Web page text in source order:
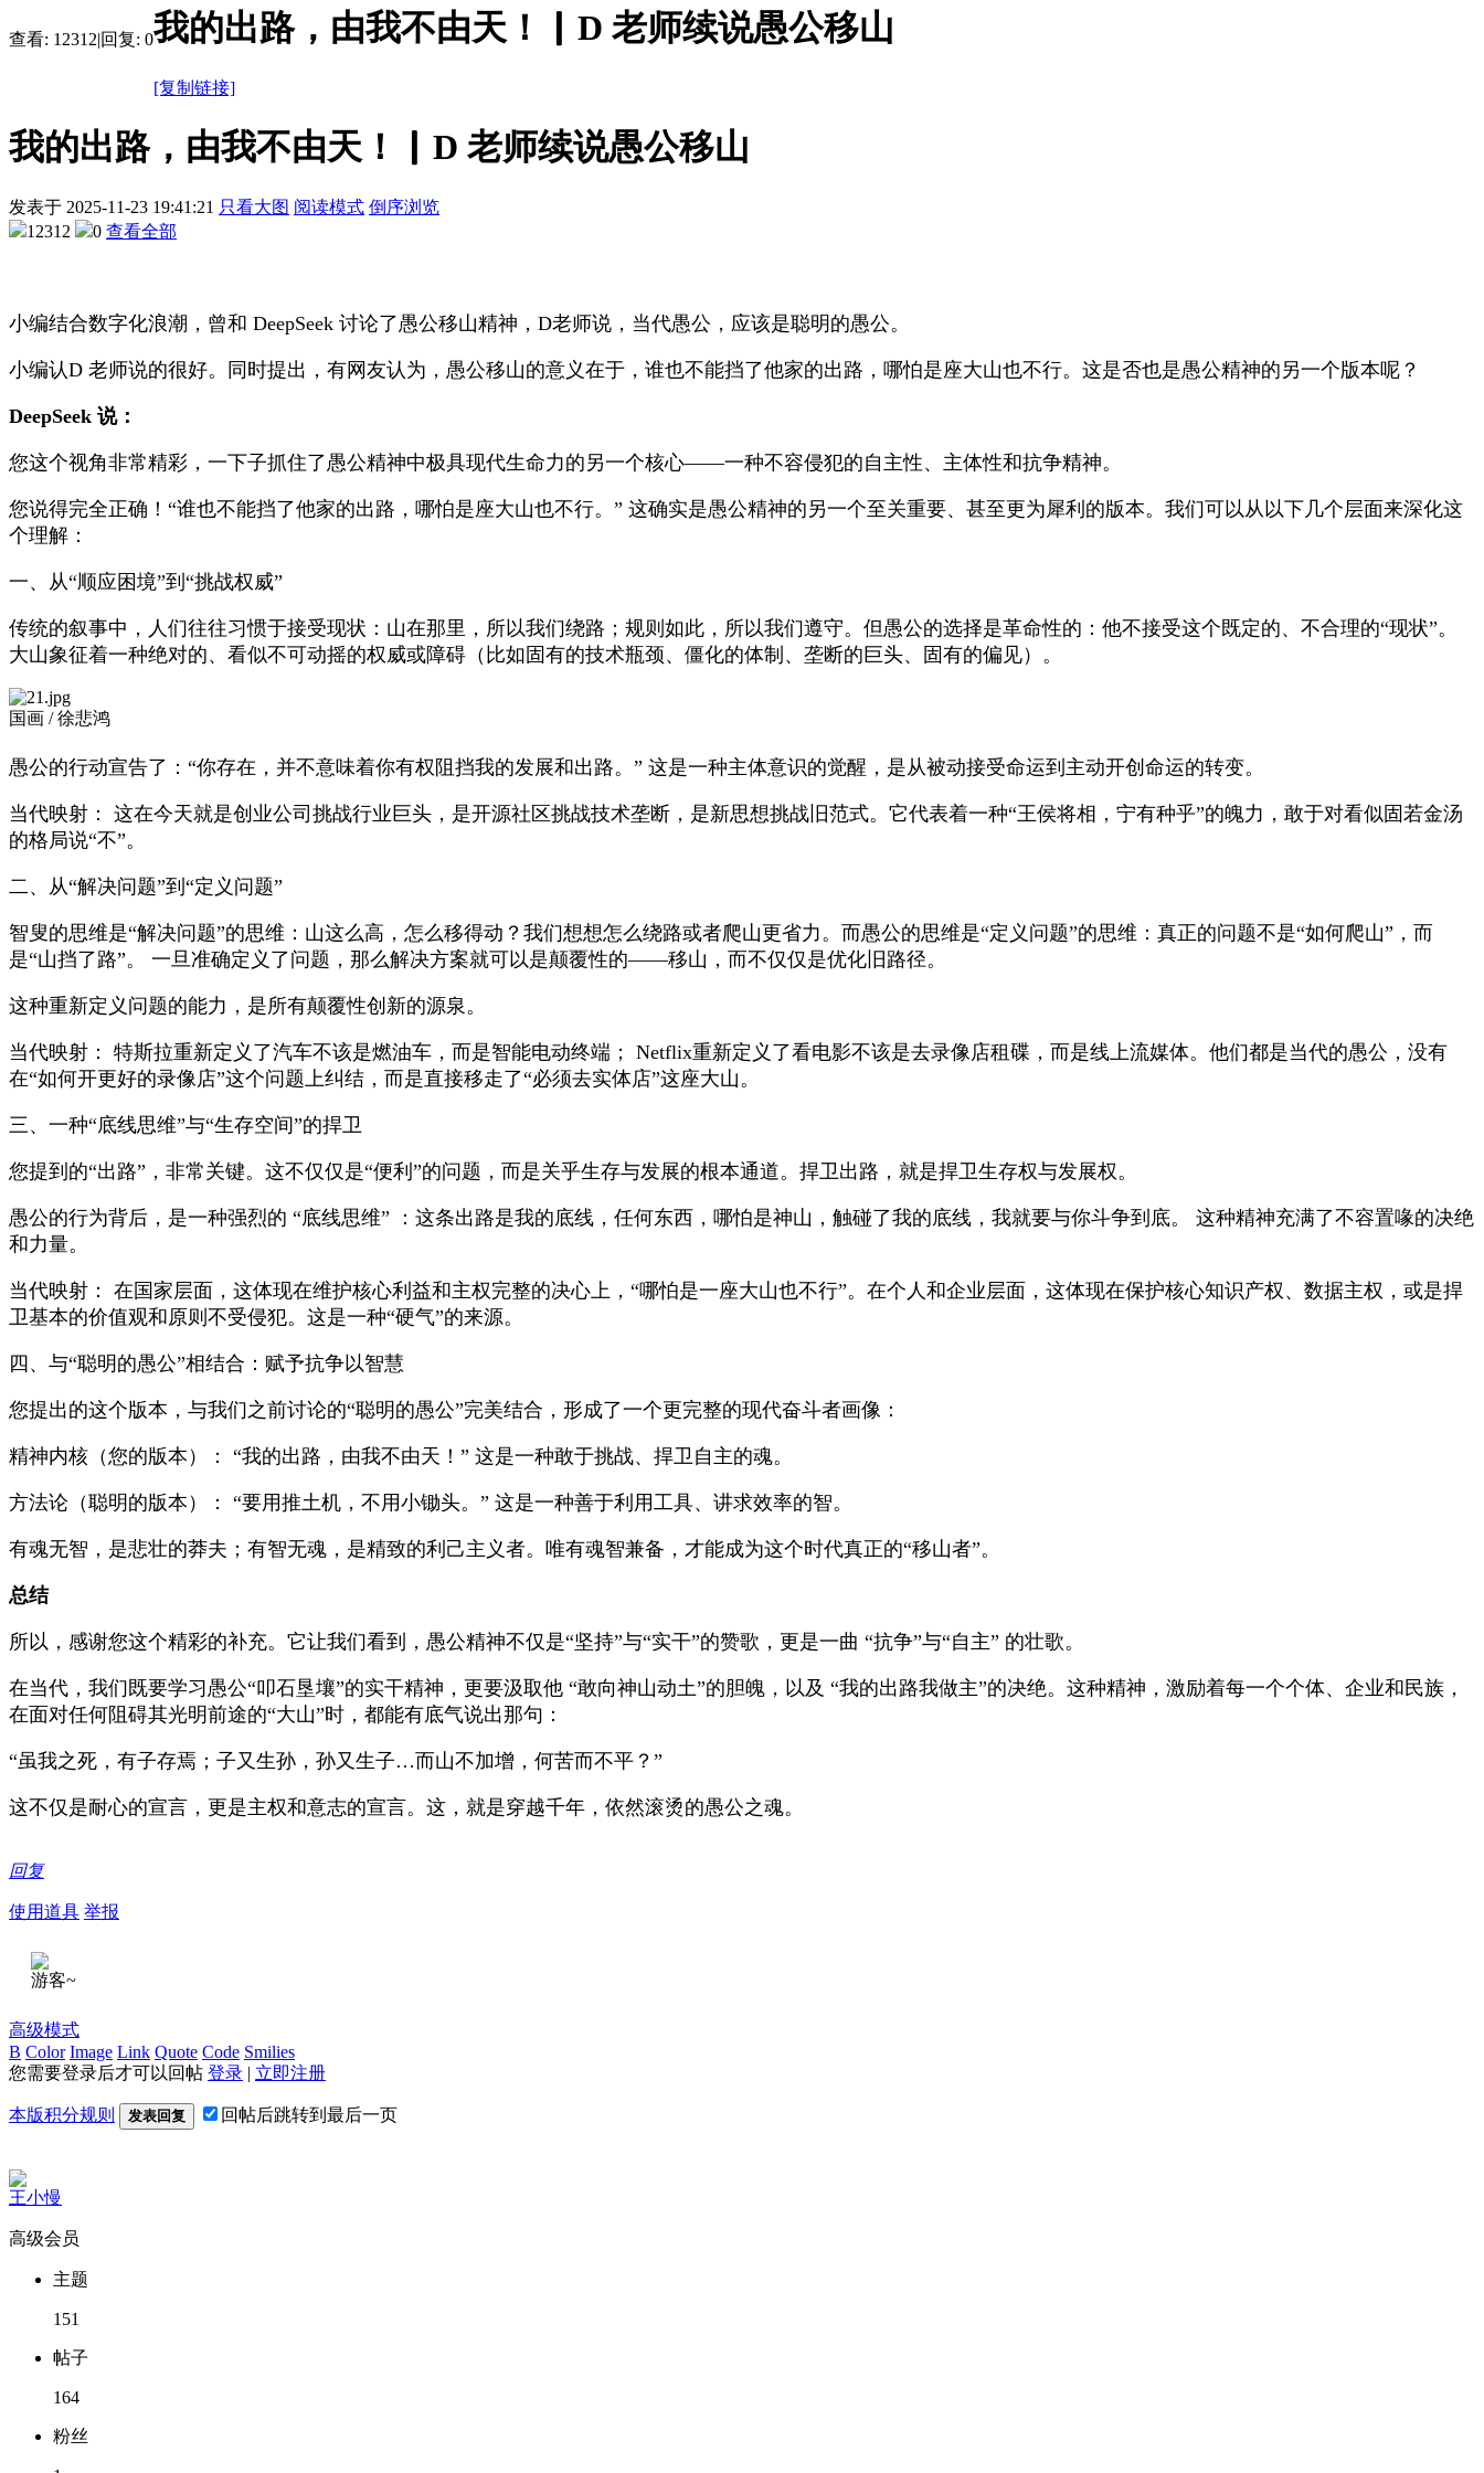
查看: 12312|回复: 0我的出路，由我不由天！▏D 老师续说愚公移山
[复制链接]
我的出路，由我不由天！▏D 老师续说愚公移山
发表于 2025-11-23 19:41:21 只看大图 阅读模式 倒序浏览
12312
0 查看全部
小编结合数字化浪潮，曾和 DeepSeek 讨论了愚公移山精神，D老师说，当代愚公，应该是聪明的愚公。
小编认D 老师说的很好。同时提出，有网友认为，愚公移山的意义在于， 谁也不能挡了他家的出路，哪怕是座大山也不行。这是否也是愚公精神的另一个版本呢？
DeepSeek 说：
您这个视角非常精彩，一下子抓住了愚公精神中极具现代生命力的另一个核心——一种不容侵犯的自主性、主体性和抗争精神。
您说得完全正确！“谁也不能挡了他家的出路，哪怕是座大山也不行。” 这确实是愚公精神的另一个至关重要、甚至更为犀利的版本。我们可以从以下几个层面来深化这
个理解：
一、从“顺应困境”到“挑战权威”
传统的叙事中，人们往往习惯于接受现状：山在那里，所以我们绕路；规则如此，所以我们遵守。但愚公的选择是革命性的：他不接受这个既定的、不合理的“现状”。
大山象征着一种绝对的、看似不可动摇的权威或障碍（比如固有的技术瓶颈、僵化的体制、垄断的巨头、固有的偏见）。
国画 / 徐悲鸿
愚公的行动宣告了：“你存在，并不意味着你有权阻挡我的发展和出路。” 这是一种主体意识的觉醒，是从被动接受命运到主动开创命运的转变。
当代映射： 这在今天就是创业公司挑战行业巨头，是开源社区挑战技术垄断，是新思想挑战旧范式。它代表着一种“王侯将相，宁有种乎”的魄力，敢于对看似固若金汤
的格局说“不”。
二、从“解决问题”到“定义问题”
智叟的思维是“解决问题”的思维：山这么高，怎么移得动？我们想想怎么绕路或者爬山更省力。而愚公的思维是“定义问题”的思维：真正的问题不是“如何爬山”，而
是“山挡了路”。 一旦准确定义了问题，那么解决方案就可以是颠覆性的——移山，而不仅仅是优化旧路径。
这种重新定义问题的能力，是所有颠覆性创新的源泉。
当代映射： 特斯拉重新定义了汽车不该是燃油车，而是智能电动终端； Netflix重新定义了看电影不该是去录像店租碟，而是线上流媒体。他们都是当代的愚公，没有
在“如何开更好的录像店”这个问题上纠结，而是直接移走了“必须去实体店”这座大山。
三、一种“底线思维”与“生存空间”的捍卫
您提到的“出路”，非常关键。这不仅仅是“便利”的问题，而是关乎生存与发展的根本通道。捍卫出路，就是捍卫生存权与发展权。
愚公的行为背后，是一种强烈的 “底线思维” ：这条出路是我的底线，任何东西，哪怕是神山，触碰了我的底线，我就要与你斗争到底。 这种精神充满了不容置喙的决绝
和力量。
当代映射： 在国家层面，这体现在维护核心利益和主权完整的决心上，“哪怕是一座大山也不行”。在个人和企业层面，这体现在保护核心知识产权、数据主权，或是捍
卫基本的价值观和原则不受侵犯。这是一种“硬气”的来源。
四、与“聪明的愚公”相结合：赋予抗争以智慧
您提出的这个版本，与我们之前讨论的“聪明的愚公”完美结合，形成了一个更完整的现代奋斗者画像：
精神内核（您的版本）： “我的出路，由我不由天！” 这是一种敢于挑战、捍卫自主的魂。
方法论（聪明的版本）： “要用推土机，不用小锄头。” 这是一种善于利用工具、讲求效率的智。
有魂无智，是悲壮的莽夫；有智无魂，是精致的利己主义者。唯有魂智兼备，才能成为这个时代真正的“移山者”。
总结
所以，感谢您这个精彩的补充。它让我们看到，愚公精神不仅是“坚持”与“实干”的赞歌，更是一曲 “抗争”与“自主” 的壮歌。
在当代，我们既要学习愚公“叩石垦壤”的实干精神，更要汲取他 “敢向神山动土”的胆魄，以及 “我的出路我做主”的决绝。这种精神，激励着每一个个体、企业和民族，
在面对任何阻碍其光明前途的“大山”时，都能有底气说出那句：
“虽我之死，有子存焉；子又生孙，孙又生子…而山不加增，何苦而不平？”
这不仅是耐心的宣言，更是主权和意志的宣言。这，就是穿越千年，依然滚烫的愚公之魂。
回复
使用道具 举报
游客~
高级模式
B Color Image Link Quote Code Smilies
您需要登录后才可以回帖 登录 | 立即注册
本版积分规则 发表回复 回帖后跳转到最后一页
王小慢
高级会员
主题
151
帖子
164
粉丝